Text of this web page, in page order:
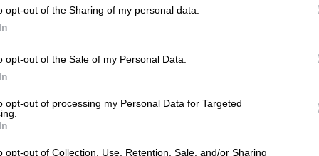
opt-out of the Sharing of my personal data.
opt-out of the Sale of my Personal Data.
opt-out of processing my Personal Data for Targeted
opt-out of Collection, Use, Retention, Sale, and/or Sharing
που έχουν πληγεί περισσότερο. Οι
δεν είχαν φάει για δύο μέρες», λέει ο
ότι έπρεπε να αυτοκτονήσω. Αλλά
οικογένειά μου; Έτσι βρίσκομαι εδώ